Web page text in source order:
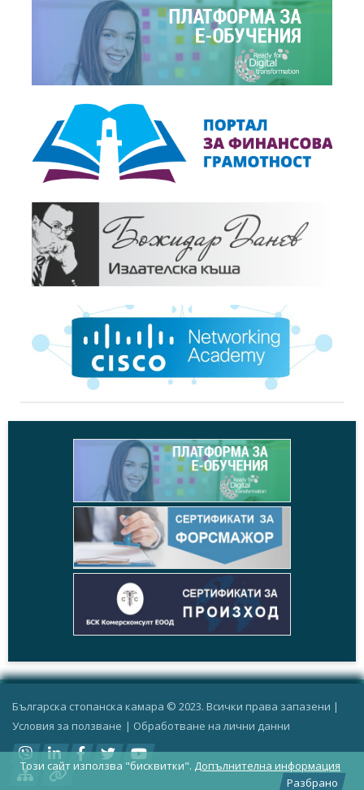
Българска стопанска камара © 2023. Всички права запазени |
Условия за ползване | Oбработване на лични данни
Този сайт използва "бисквитки". Допълнителна информация
Разбрано